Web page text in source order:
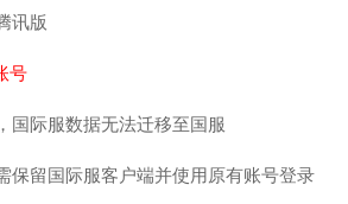
讯版
号
国际服数据无法迁移至国服
保留国际服客户端并使用原有账号登录